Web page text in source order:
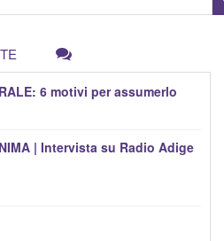
6 motivi per assumerlo
| Intervista su Radio Adige